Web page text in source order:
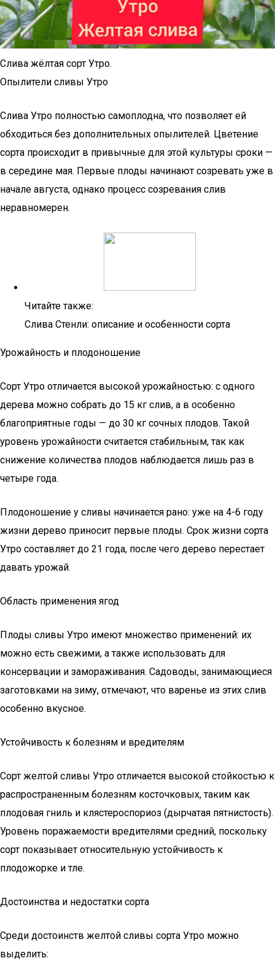
Слива жёлтая сорт Утро.
Опылители сливы Утро
Слива Утро полностью самоплодна, что позволяет ей
обходиться без дополнительных опылителей. Цветение
сорта происходит в привычные для этой культуры сроки —
в середине мая. Первые плоды начинают созревать уже в
начале августа, однако процесс созревания слив
неравномерен.
Читайте также:
Слива Стенли: описание и особенности сорта
Урожайность и плодоношение
Сорт Утро отличается высокой урожайностью: с одного
дерева можно собрать до 15 кг слив, а в особенно
благоприятные годы — до 30 кг сочных плодов. Такой
уровень урожайности считается стабильным, так как
снижение количества плодов наблюдается лишь раз в
четыре года.
Плодоношение у сливы начинается рано: уже на 4-6 году
жизни дерево приносит первые плоды. Срок жизни сорта
Утро составляет до 21 года, после чего дерево перестает
давать урожай.
Область применения ягод
Плоды сливы Утро имеют множество применений: их
можно есть свежими, а также использовать для
консервации и замораживания. Садоводы, занимающиеся
заготовками на зиму, отмечают, что варенье из этих слив
особенно вкусное.
Устойчивость к болезням и вредителям
Сорт желтой сливы Утро отличается высокой стойкостью к
распространенным болезням косточковых, таким как
плодовая гниль и клястероспориоз (дырчатая пятнистость).
Уровень поражаемости вредителями средний, поскольку
сорт показывает относительную устойчивость к
плодожорке и тле.
Достоинства и недостатки сорта
Среди достоинств желтой сливы сорта Утро можно
выделить: